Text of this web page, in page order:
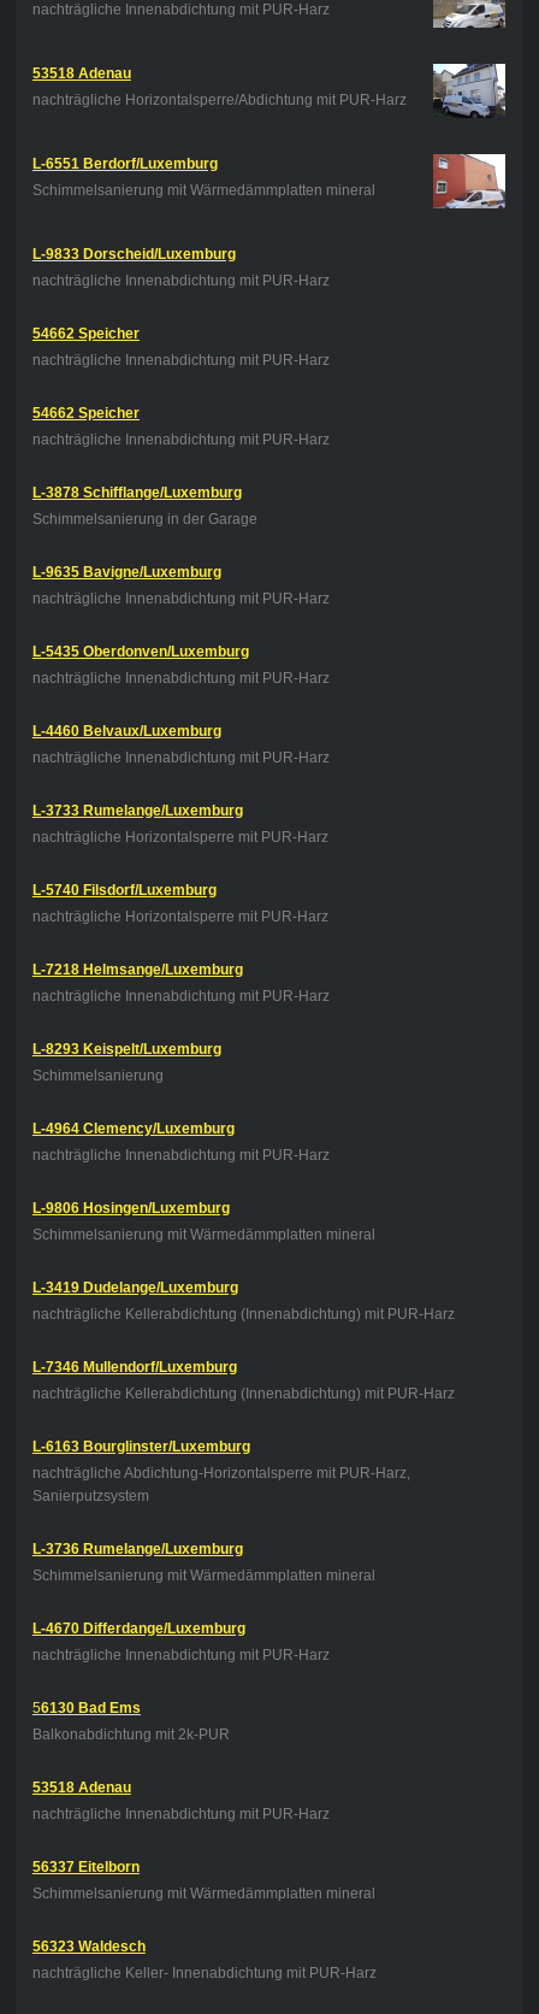
nachträgliche Innenabdichtung mit PUR-Harz
53518 Adenau
nachträgliche Horizontalsperre/Abdichtung mit PUR-Harz
L-6551 Berdorf/Luxemburg
Schimmelsanierung mit Wärmedämmplatten mineral
L-9833 Dorscheid/Luxemburg
nachträgliche Innenabdichtung mit PUR-Harz
54662 Speicher
nachträgliche Innenabdichtung mit PUR-Harz
54662 Speicher
nachträgliche Innenabdichtung mit PUR-Harz
L-3878 Schifflange/Luxemburg
Schimmelsanierung in der Garage
L-9635 Bavigne/Luxemburg
nachträgliche Innenabdichtung mit PUR-Harz
L-5435 Oberdonven/Luxemburg
nachträgliche Innenabdichtung mit PUR-Harz
L-4460 Belvaux/Luxemburg
nachträgliche Innenabdichtung mit PUR-Harz
L-3733 Rumelange/Luxemburg
nachträgliche Horizontalsperre mit PUR-Harz
L-5740 Filsdorf/Luxemburg
nachträgliche Horizontalsperre mit PUR-Harz
L-7218 Helmsange/Luxemburg
nachträgliche Innenabdichtung mit PUR-Harz
L-8293 Keispelt/Luxemburg
Schimmelsanierung
L-4964 Clemency/Luxemburg
nachträgliche Innenabdichtung mit PUR-Harz
L-9806 Hosingen/Luxemburg
Schimmelsanierung mit Wärmedämmplatten mineral
L-3419 Dudelange/Luxemburg
nachträgliche Kellerabdichtung (Innenabdichtung) mit PUR-Harz
L-7346 Mullendorf/Luxemburg
nachträgliche Kellerabdichtung (Innenabdichtung) mit PUR-Harz
L-6163 Bourglinster/Luxemburg
nachträgliche Abdichtung-Horizontalsperre mit PUR-Harz,
Sanierputzsystem
L-3736 Rumelange/Luxemburg
Schimmelsanierung mit Wärmedämmplatten mineral
L-4670 Differdange/Luxemburg
nachträgliche Innenabdichtung mit PUR-Harz
56130 Bad Ems
Balkonabdichtung mit 2k-PUR
53518 Adenau
nachträgliche Innenabdichtung mit PUR-Harz
56337 Eitelborn
Schimmelsanierung mit Wärmedämmplatten mineral
56323 Waldesch
nachträgliche Keller- Innenabdichtung mit PUR-Harz